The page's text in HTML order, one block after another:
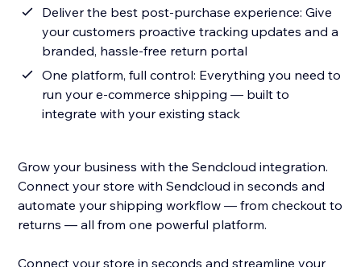
Deliver the best post-purchase experience: Give
your customers proactive tracking updates and a
branded, hassle-free return portal
One platform, full control: Everything you need to
run your e-commerce shipping — built to
integrate with your existing stack
Grow your business with the Sendcloud integration.
Connect your store with Sendcloud in seconds and
automate your shipping workflow — from checkout to
returns — all from one powerful platform.
Connect your store in seconds and streamline your